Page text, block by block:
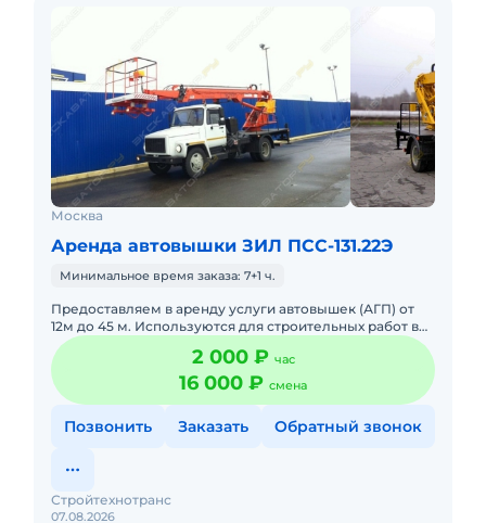
Москва
Аренда автовышки ЗИЛ ПСС-131.22Э
Минимальное время заказа: 7+1 ч.
Предоставляем в аренду услуги автовышек (АГП) от
12м до 45 м. Используются для строительных работ в
условиях плотной городской застройки так же в
удаленных насе
2 000 ₽ час
16 000 ₽ смена
Позвонить Заказать Обратный звонок
07.08.2026
Стройтехнотранс